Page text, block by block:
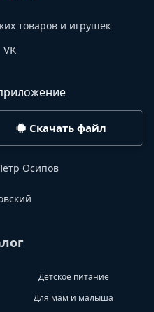
товаров и игрушек
VK
Скачать файл
Осипов
Детское питание
Для мам и малыша